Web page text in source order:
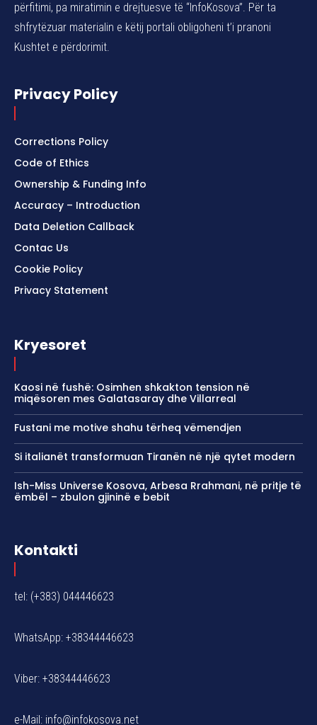
përfitimi, pa miratimin e drejtuesve të “InfoKosova”. Për ta
shfrytëzuar materialin e këtij portali obligoheni t’i pranoni
Kushtet e përdorimit.
Privacy Policy
Corrections Policy
Code of Ethics
Ownership & Funding Info
Accuracy – Introduction
Data Deletion Callback
Contac Us
Cookie Policy
Privacy Statement
Kryesoret
Kaosi në fushë: Osimhen shkakton tension në
miqësoren mes Galatasaray dhe Villarreal
Fustani me motive shahu tërheq vëmendjen
Si italianët transformuan Tiranën në një qytet modern
Ish-Miss Universe Kosova, Arbesa Rrahmani, në pritje të
ëmbël – zbulon gjininë e bebit
Kontakti
tel: (+383) 044446623
WhatsApp: +38344446623
Viber: +38344446623
e-Mail: info@infokosova.net